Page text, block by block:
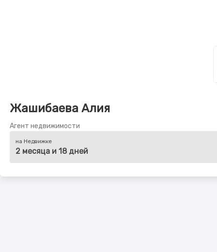
Жашибаева Алия
Агент недвижимости
на Недвижке
2 месяца и 18 дней